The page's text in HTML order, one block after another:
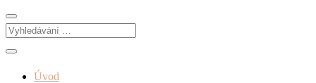
Úvod